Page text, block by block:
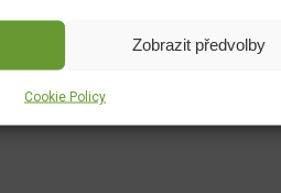
Zobrazit předvolby
Cookie Policy